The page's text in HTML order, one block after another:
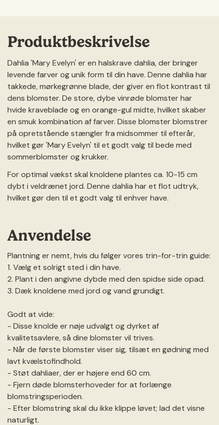
Produktbeskrivelse
Dahlia 'Mary Evelyn' er en halskrave dahlia, der bringer
levende farver og unik form til din have. Denne dahlia har
takkede, mørkegrønne blade, der giver en flot kontrast til
dens blomster. De store, dybe vinrøde blomster har
hvide kraveblade og en orange-gul midte, hvilket skaber
en smuk kombination af farver. Disse blomster blomstrer
på opretstående stængler fra midsommer til efterår,
hvilket gør 'Mary Evelyn' til et godt valg til bede med
sommerblomster og krukker.
For optimal vækst skal knoldene plantes ca. 10-15 cm
dybt i veldrænet jord. Denne dahlia har et flot udtryk,
hvilket gør den til et godt valg til enhver have.
Anvendelse
Plantning er nemt, hvis du følger vores trin-for-trin guide:
1. Vælg et solrigt sted i din have.
2. Plant i den angivne dybde med den spidse side opad.
3. Dæk knoldene med jord og vand grundigt.
Godt at vide:
- Disse knolde er nøje udvalgt og dyrket af
kvalitetsavlere, så dine blomster vil trives.
- Når de første blomster viser sig, tilsæt en gødning med
lavt kvælstofindhold.
- Støt dahliaer, der er højere end 60 cm.
- Fjern døde blomsterhoveder for at forlænge
blomstringsperioden.
- Efter blomstring skal du ikke klippe løvet; lad det visne
naturligt.